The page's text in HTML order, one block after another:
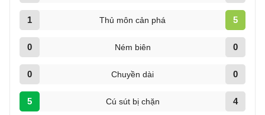
1 Thủ môn cản phá 5
0 Ném biên 0
0 Chuyền dài 0
5 Cú sút bị chặn 4